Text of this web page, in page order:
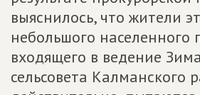
выяснилось, что жители
небольшого населенного
входящего в ведение
сельсовета Калманского